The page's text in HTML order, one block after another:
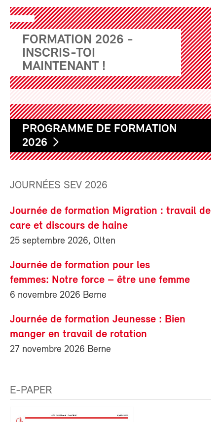
FORMATION 2026 -
INSCRIS-TOI
MAINTENANT !
PROGRAMME DE FORMATION
2026
JOURNÉES SEV 2026
Journée de formation Migration : travail de
care et discours de haine
25 septembre 2026, Olten
Journée de formation pour les
femmes: Notre force – être une femme
6 novembre 2026 Berne
Journée de formation Jeunesse : Bien
manger en travail de rotation
27 novembre 2026 Berne
E-PAPER